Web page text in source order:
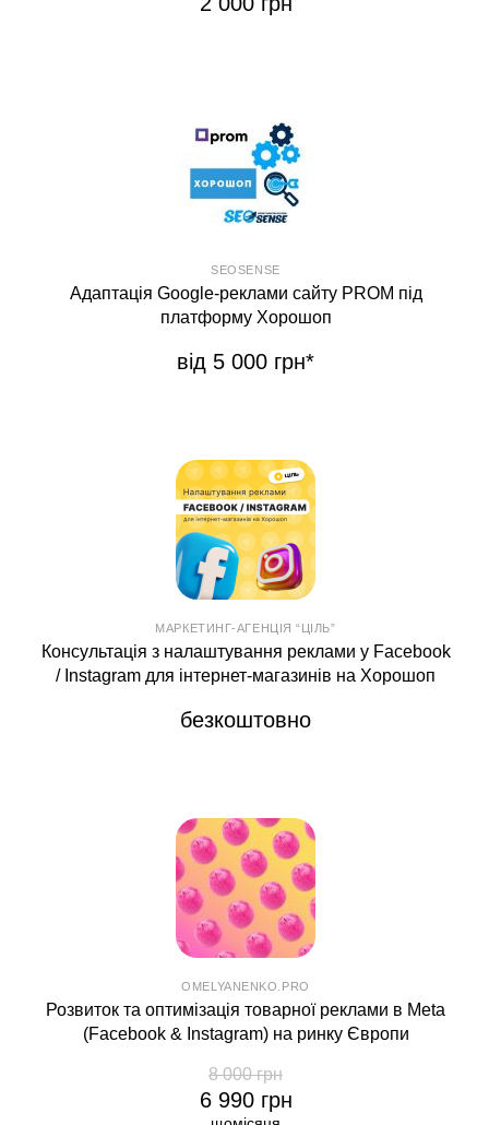
SEOSENSE
Адаптація Google-реклами сайту PROM під
платформу Хорошоп
від 5 000 грн*
МАРКЕТИНГ-АГЕНЦІЯ “ЦІЛЬ”
Консультація з налаштування реклами у Facebook
/ Instagram для інтернет-магазинів на Хорошоп
безкоштовно
OMELYANENKO.PRO
Розвиток та оптимізація товарної реклами в Meta
(Facebook & Instagram) на ринку Європи
8 000 грн
6 990 грн